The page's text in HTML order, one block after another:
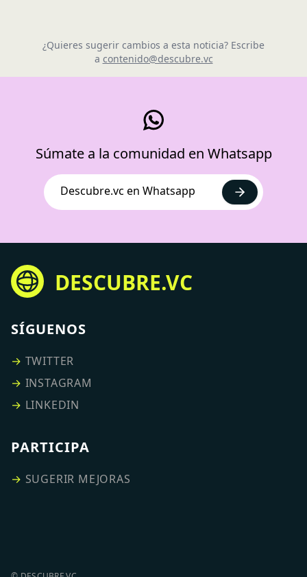
¿Quieres sugerir cambios a esta noticia? Escribe
a contenido@descubre.vc
Súmate a la comunidad en Whatsapp
Descubre.vc en Whatsapp
DESCUBRE.VC
SÍGUENOS
→ TWITTER
→ INSTAGRAM
→ LINKEDIN
PARTICIPA
→ SUGERIR MEJORAS